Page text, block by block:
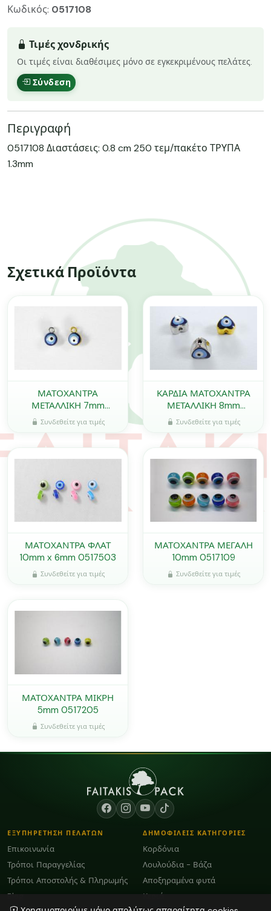
Κωδικός: 0517108
Τιμές χονδρικής
Οι τιμές είναι διαθέσιμες μόνο σε εγκεκριμένους πελάτες.
Σύνδεση
Περιγραφή
0517108 Διαστάσεις: 0.8 cm 250 τεμ/πακέτο ΤΡΥΠΑ
1.3mm
Σχετικά Προϊόντα
ΜΑΤΟΧΑΝΤΡΑ
ΜΕΤΑΛΛΙΚΗ 7mm
0517715
Συνδεθείτε για τιμές
ΚΑΡΔΙΑ ΜΑΤΟΧΑΝΤΡΑ
ΜΕΤΑΛΛΙΚΗ 8mm
0517716
Συνδεθείτε για τιμές
ΜΑΤΟΧΑΝΤΡΑ ΦΛΑΤ
10mm x 6mm 0517503
Συνδεθείτε για τιμές
ΜΑΤΟΧΑΝΤΡΑ ΜΕΓΑΛΗ
10mm 0517109
Συνδεθείτε για τιμές
ΜΑΤΟΧΑΝΤΡΑ ΜΙΚΡΗ
5mm 0517205
Συνδεθείτε για τιμές
ΕΞΥΠΗΡΕΤΗΣΗ ΠΕΛΑΤΩΝ
Επικοινωνία
Τρόποι Παραγγελίας
Τρόποι Αποστολής & Πληρωμής
Blog
ΔΗΜΟΦΙΛΕΙΣ ΚΑΤΗΓΟΡΙΕΣ
Κορδόνια
Λουλούδια - Βάζα
Αποξηραμένα φυτά
Κεριά